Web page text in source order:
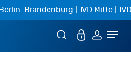
Berlin-Brandenburg | IVD Mitte |